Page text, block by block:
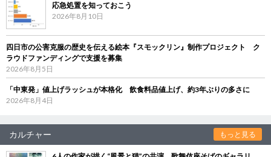
応急処置を知っておこう
2026年8月10日
四日市の公害克服の歴史を伝える絵本『スモックリン』制作プロジェクト ク
ラウドファンディングで支援を募集
2026年8月5日
「中東発」値上げラッシュが本格化 飲食料品値上げ、約3年ぶりの多さに
2026年8月4日
カルチャー もっと見る